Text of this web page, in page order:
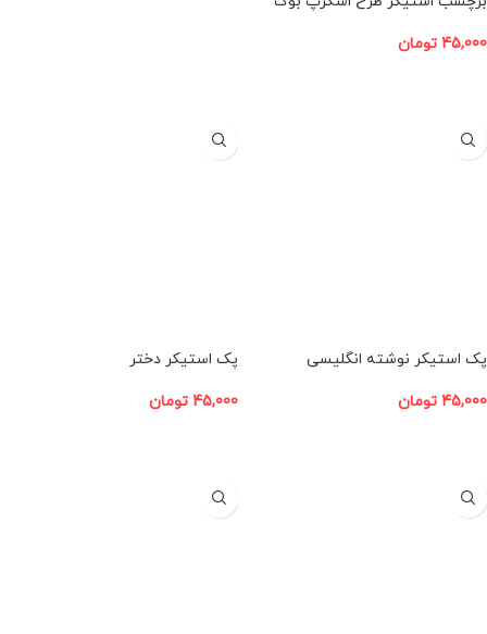
45,000 تومان
پک استیکر نوشته انگلیسی
45,000 تومان
پک استیکر دختر
45,000 تومان